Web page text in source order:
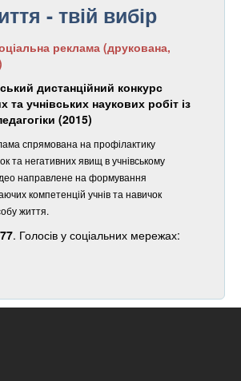
- твій вибір
реклама (друкована,
дистанційний конкурс
та учнівських наукових робіт із
(2015)
спрямована на профілактику
та негативних явищ в учнівському
направлене на формування
компетенцій учнів та навичок
життя.
. Голосів у соціальних мережах: